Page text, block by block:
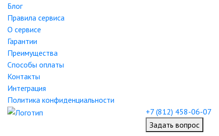
Блог
Правила сервиса
О сервисе
Гарантии
Преимущества
Способы оплаты
Контакты
Интеграция
Политика конфиденциальности
+7 (812) 458-06-07
Задать вопрос